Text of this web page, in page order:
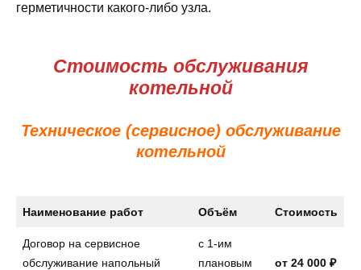
герметичности какого-либо узла.
Стоимость обслуживания
котельной
Техническое (сервисное) обслуживание
котельной
Наименование работ Объём Стоимость
Договор на сервисное
обслуживание напольный
с 1-им
плановым
от 24 000 ₽